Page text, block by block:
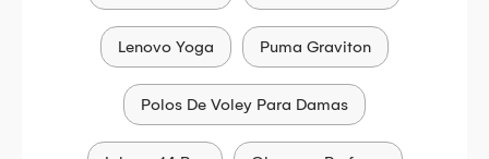
Lenovo Yoga Puma Graviton
Polos De Voley Para Damas